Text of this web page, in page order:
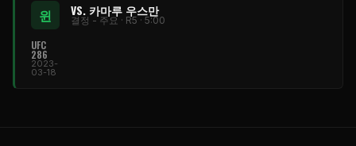
윈 VS. 카마루 우스만
결정 - 주요 · R5 · 5:00
UFC
286
2023-
03-18